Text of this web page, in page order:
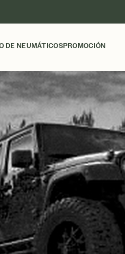
DE NEUMÁTICOSPROMOCIÓN